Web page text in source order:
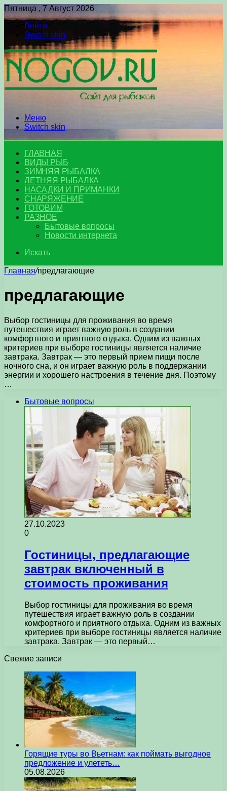
Пятница , 7 Август 2026
Войти
Switch skin
Меню
Switch skin
ГЛАВНАЯ
ВИДЫ РЫБ
ЗИМНЯЯ РЫБАЛКА
ЛЕТНЯЯ РЫБАЛКА
НАСАДКИ И ПРИМАНКИ
СНАРЯЖЕНИЕ
ГОТОВИМ
РАЗНОЕ
Бытовые вопросы
Новости интернета
Искать
Главная/предлагающие
предлагающие
Выбор гостиницы для проживания во время
путешествия играет важную роль в создании
комфортного и приятного отдыха. Одним из важных
критериев при выборе гостиницы является наличие
завтрака. Завтрак — это первый прием пищи после
ночного сна, и он играет важную роль в поддержании
энергии и хорошего настроения в течение дня. Поэтому
…
Бытовые вопросы
27.10.2023
0
Гостиницы, предлагающие
завтрак включенный в
стоимость проживания
Выбор гостиницы для проживания во время
путешествия играет важную роль в создании
комфортного и приятного отдыха. Одним из важных
критериев при выборе гостиницы является наличие
завтрака. Завтрак — это первый…
Свежие записи
Горящие туры во Вьетнам: как поймать выгодное
предложение и улететь…
05.08.2026